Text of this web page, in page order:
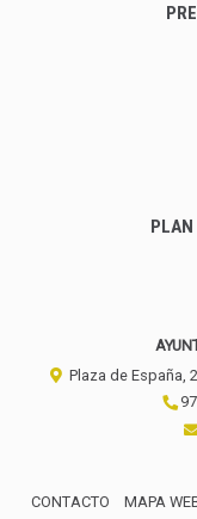
Plaza de España, 2
CONTACTO MAPA